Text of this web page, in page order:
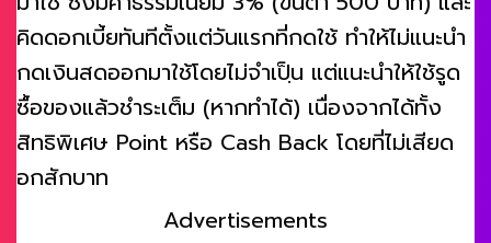
คิดดอกเบี้ยทันทีตั้งแต่วันแรกที่กดใช้ ทำให้ไม่แนะนำ
กดเงินสดออกมาใช้โดยไม่จำเปฺ็น แต่แนะนำให้ใช้รูด
ซื้อของแล้วชำระเต็ม (หากทำได้) เนื่องจากได้ทั้ง
สิทธิพิเศษ Point หรือ Cash Back โดยที่ไม่เสียด
อกสักบาท
Advertisements